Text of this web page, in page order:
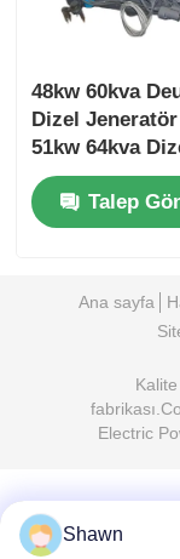
48kw 60kva
Dizel
51kw 64kva
Yedek
Talep
Ana sayfa
Electric
Shawn